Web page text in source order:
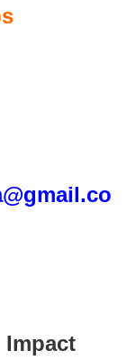
Impact